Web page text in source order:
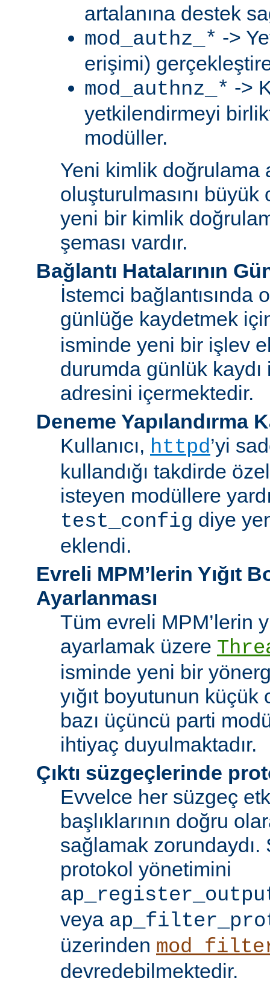
artalanına destek
mod_authz_* ->
erişimi)
mod_authnz_* ->
yetkilendirmeyi
modüller.
Yeni kimlik doğrulama
oluşturulmasını
yeni bir kimlik
şeması vardır.
Bağlantı Hatalarının
İstemci bağlantısında
günlüğe kaydetmek
isminde yeni bir işlev
durumda günlük
adresini içermektedir.
Deneme Yapılandırma
Kullanıcı, httpd’yi
kullandığı takdirde
isteyen modüllere
test_config diye
eklendi.
Evreli MPM’lerin Yığıt
Ayarlanması
Tüm evreli MPM’lerin
ayarlamak üzere
isminde yeni bir
yığıt boyutunun
bazı üçüncü parti
ihtiyaç duyulmaktadır.
Çıktı süzgeçlerinde
Evvelce her süzgeç
başlıklarının doğru
sağlamak zorundaydı.
protokol yönetimini
veya
üzerinden
devredebilmektedir.